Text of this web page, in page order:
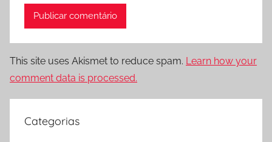
This site uses Akismet to reduce spam. Learn how your
comment data is processed.
Categorias